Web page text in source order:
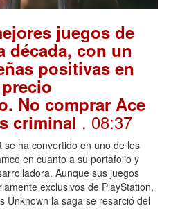
juegos de
década, con un
positivas en
No comprar Ace
criminal. 08:37
se ha convertido en uno de los
en cuanto a su portafolio y
Aunque sus juegos
exclusivos de PlayStation,
Unknown la saga se resarció del